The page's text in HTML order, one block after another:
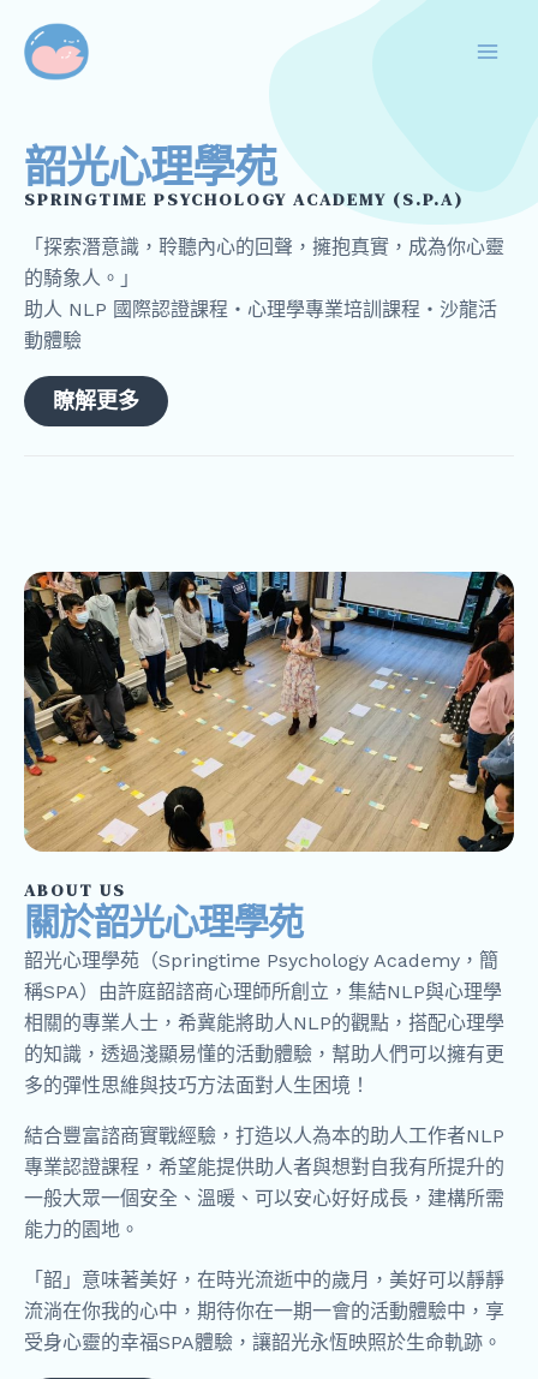
韶光心理學苑
SPRINGTIME PSYCHOLOGY ACADEMY (S.P.A)
「探索潛意識，聆聽內心的回聲，擁抱真實，成為你心靈
的騎象人。」
助人 NLP 國際認證課程・心理學專業培訓課程・沙龍活
動體驗
瞭解更多
ABOUT US
關於韶光心理學苑
韶光心理學苑（Springtime Psychology Academy，簡
稱SPA）由許庭韶諮商心理師所創立，集結NLP與心理學
相關的專業人士，希冀能將助人NLP的觀點，搭配心理學
的知識，透過淺顯易懂的活動體驗，幫助人們可以擁有更
多的彈性思維與技巧方法面對人生困境！
結合豐富諮商實戰經驗，打造以人為本的助人工作者NLP
專業認證課程，希望能提供助人者與想對自我有所提升的
一般大眾一個安全、溫暖、可以安心好好成長，建構所需
能力的園地。
「韶」意味著美好，在時光流逝中的歲月，美好可以靜靜
流淌在你我的心中，期待你在一期一會的活動體驗中，享
受身心靈的幸福SPA體驗，讓韶光永恆映照於生命軌跡。